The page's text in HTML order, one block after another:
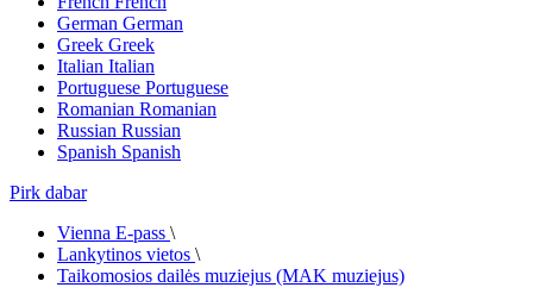
German German
Greek Greek
Italian Italian
Portuguese Portuguese
Romanian Romanian
Russian Russian
Spanish Spanish
Pirk dabar
Vienna E-pass \
Lankytinos vietos \
Taikomosios dailės muziejus (MAK muziejus)